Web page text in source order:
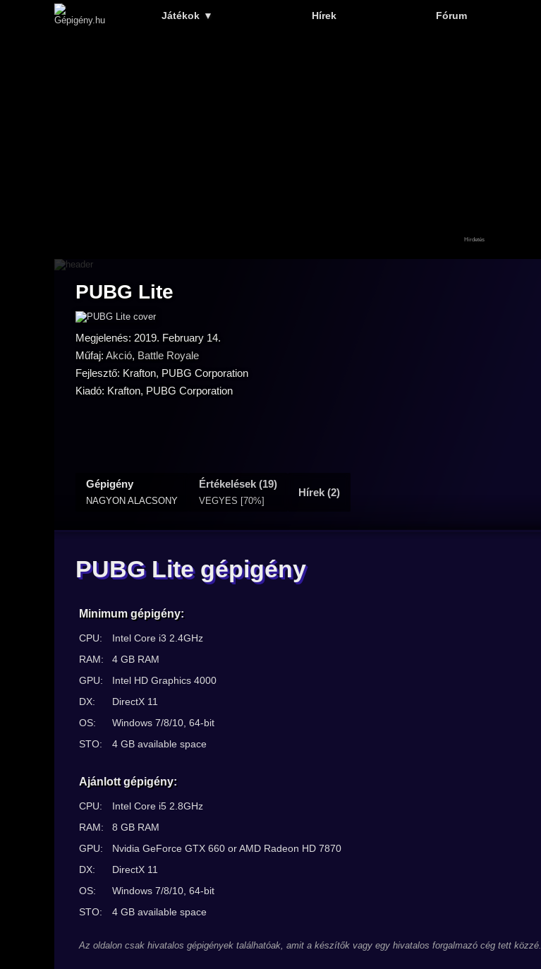
Játékok ▼ Hírek Fórum
PUBG Lite
Megjelenés: 2019. February 14.
Műfaj: Akció, Battle Royale
Fejlesztő: Krafton, PUBG Corporation
Kiadó: Krafton, PUBG Corporation
Gépigény
NAGYON ALACSONY
Értékelések (19)
VEGYES [70%]
Hírek (2)
PUBG Lite gépigény
Minimum gépigény:
CPU:
Intel Core i3 2.4GHz
RAM:
4 GB RAM
GPU:
Intel HD Graphics 4000
DX:
DirectX 11
OS:
Windows 7/8/10, 64-bit
STO:
4 GB available space
Ajánlott gépigény:
CPU:
Intel Core i5 2.8GHz
RAM:
8 GB RAM
GPU:
Nvidia GeForce GTX 660 or AMD Radeon HD 7870
DX:
DirectX 11
OS:
Windows 7/8/10, 64-bit
STO:
4 GB available space
Az oldalon csak hivatalos gépigények találhatóak, amit a készítők vagy egy hivatalos forgalmazó cég tett közzé.